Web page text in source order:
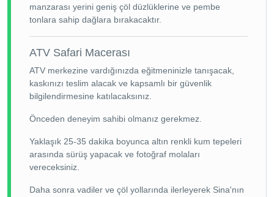
manzarası yerini geniş çöl düzlüklerine ve pembe
tonlara sahip dağlara bırakacaktır.
ATV Safari Macerası
ATV merkezine vardığınızda eğitmeninizle tanışacak,
kaskınızı teslim alacak ve kapsamlı bir güvenlik
bilgilendirmesine katılacaksınız.
Önceden deneyim sahibi olmanız gerekmez.
Yaklaşık 25-35 dakika boyunca altın renkli kum tepeleri
arasında sürüş yapacak ve fotoğraf molaları
vereceksiniz.
Daha sonra vadiler ve çöl yollarında ilerleyerek Sina'nın